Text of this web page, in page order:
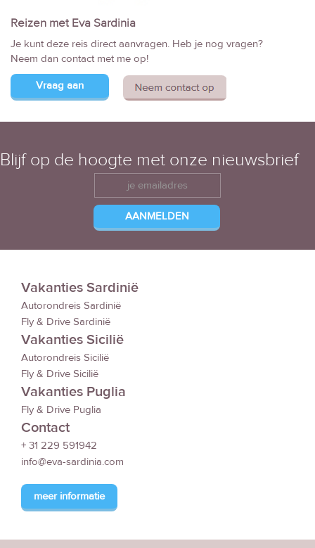
Reizen met Eva Sardinia
Je kunt deze reis direct aanvragen. Heb je nog vragen?
Neem dan contact met me op!
Vraag aan
Blijf op de hoogte met onze nieuwsbrief
Vakanties Sardinië
Autorondreis Sardinië
Fly & Drive Sardinië
Vakanties Sicilië
Autorondreis Sicilië
Fly & Drive Sicilië
Vakanties Puglia
Fly & Drive Puglia
Contact
+ 31 229 591942
info@eva-sardinia.com
meer informatie